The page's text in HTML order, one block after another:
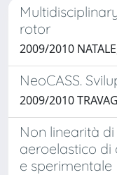
rotor
2009/2010
NeoCASS.
2009/2010
Non linearità
aeroelastico di
e sperimentale